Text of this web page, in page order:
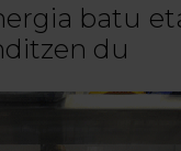
batu
du